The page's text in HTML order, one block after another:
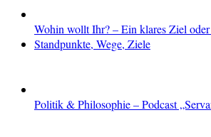
Wohin wollt Ihr? – Ein klares Ziel
Standpunkte, Wege, Ziele
Politik & Philosophie – Podcast